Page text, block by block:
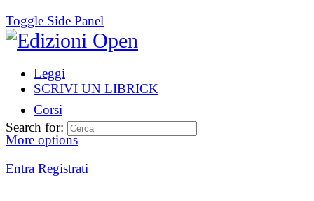
Toggle Side Panel
Leggi
SCRIVI UN LIBRICK
Corsi
More options
Entra Registrati
Search for: